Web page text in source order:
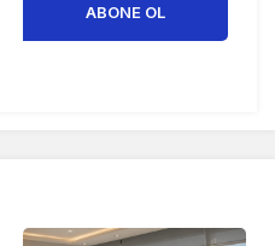
ABONE OL